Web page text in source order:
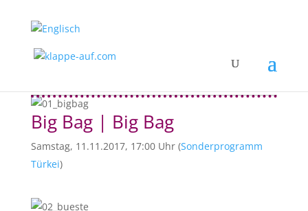
Big Bag | Big Bag
Samstag, 11.11.2017, 17:00 Uhr (Sonderprogramm
Türkei)